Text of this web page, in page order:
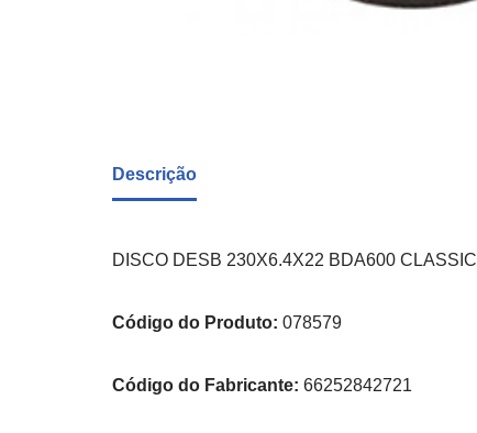
Descrição
DISCO DESB 230X6.4X22 BDA600 CLASSIC
Código do Produto: 078579
Código do Fabricante: 66252842721